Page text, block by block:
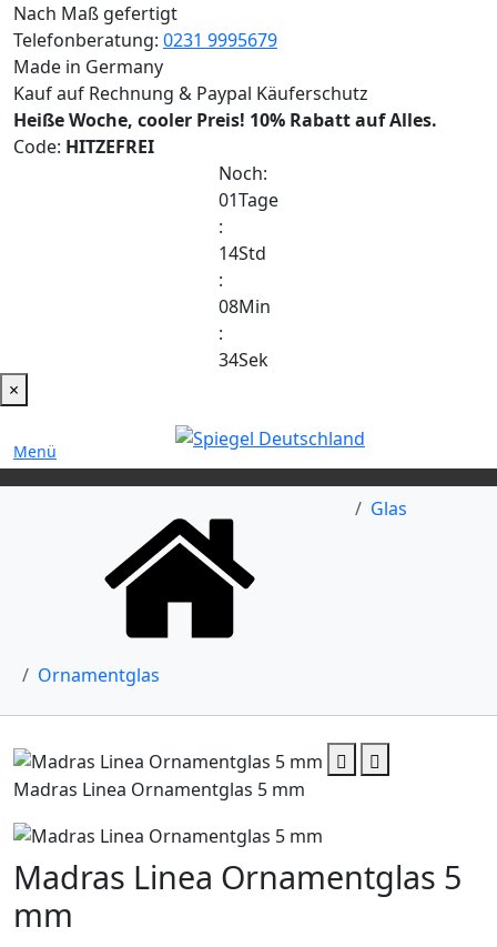
Nach Maß gefertigt
Telefonberatung: 0231 9995679
Made in Germany
Kauf auf Rechnung & Paypal Käuferschutz
Heiße Woche, cooler Preis! 10% Rabatt auf Alles.
Code: HITZEFREI
Noch:
01Tage
:
14Std
:
08Min
:
34Sek
×
Menü
Glas
Ornamentglas
Madras Linea Ornamentglas 5 mm
Madras Linea Ornamentglas 5
mm